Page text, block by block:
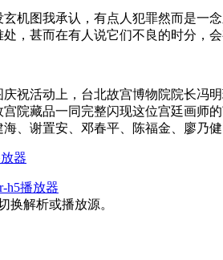
玄机图我承认，有点人犯罪然而是一
，甚而在有人说它们不良的时分，会
庆祝活动上，台北故宫博物院院长冯
院藏品一同完整闪现这位宫廷画师
、谢置安、邓春平、陈福金、廖乃
器
h5播放器
换解析或播放源。